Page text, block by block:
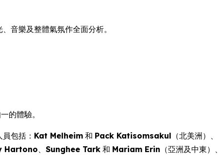
音樂及整體氣氛作全面分析。
的體驗。
包括： Kat Melheim 和 Pack Katisomsakul （北美洲）、
Hartono、 Sunghee Tark 和 Mariam Erin （亞洲及中東）、